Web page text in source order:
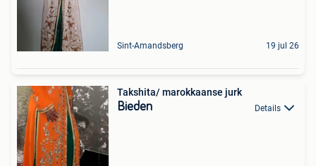
Sint-Amandsberg 19 jul 26
Takshita/ marokkaanse jurk
Bieden Details